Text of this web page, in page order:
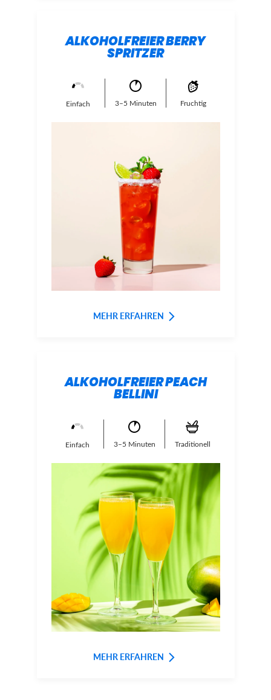
ALKOHOLFREIER BERRY
SPRITZER
Einfach 3–5 Minuten Fruchtig
MEHR ERFAHREN
ALKOHOLFREIER PEACH
BELLINI
Einfach 3–5 Minuten Traditionell
MEHR ERFAHREN